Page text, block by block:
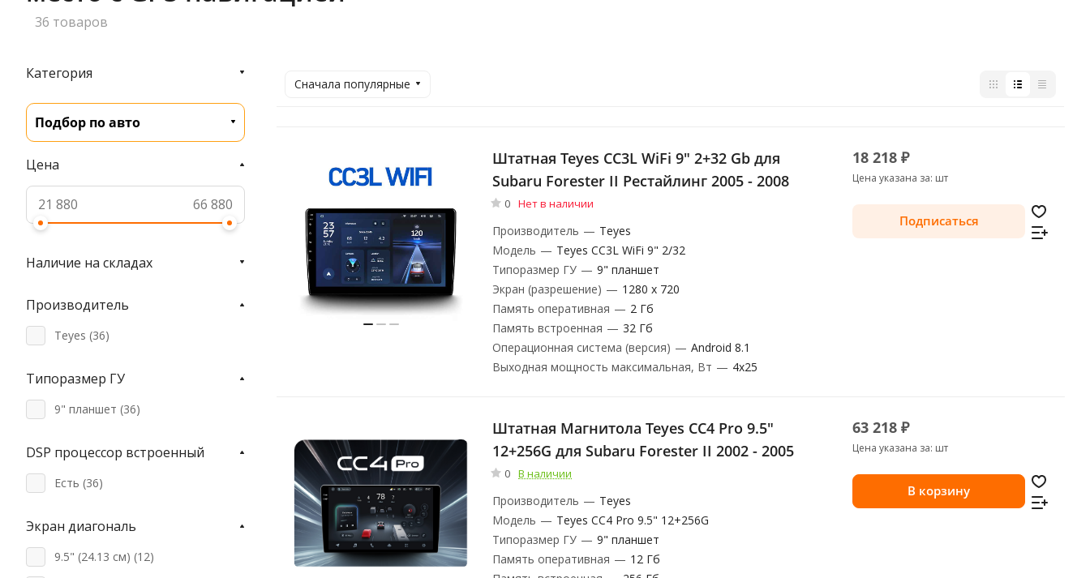
36 товаров
Сначала популярные
Штатная Teyes CC3L WiFi 9" 2+32 Gb для
Subaru Forester II Рестайлинг 2005 - 2008
0 Нет в наличии
Производитель — Teyes
Модель — Teyes CC3L WiFi 9" 2/32
Типоразмер ГУ — 9" планшет
Экран (разрешение) — 1280 х 720
Память оперативная — 2 Гб
Память встроенная — 32 Гб
Операционная система (версия) — Android 8.1
Выходная мощность максимальная, Вт — 4x25
18 218 ₽
Цена указана за: шт
Подписаться
Штатная Магнитола Teyes CC4 Pro 9.5"
12+256G для Subaru Forester II 2002 - 2005
0 В наличии
Производитель — Teyes
Модель — Teyes CC4 Pro 9.5" 12+256G
Типоразмер ГУ — 9" планшет
Память оперативная — 12 Гб
63 218 ₽
Цена указана за: шт
В корзину
Категория
Подбор по авто
Цена
Наличие на складах
Производитель
Teyes (36)
Типоразмер ГУ
9" планшет (36)
DSP процессор встроенный
Есть (36)
Экран диагональ
9.5" (24.13 см) (12)